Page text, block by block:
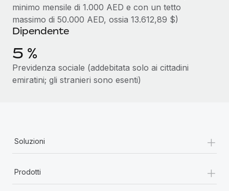
minimo mensile di 1.000 AED e con un tetto
massimo di 50.000 AED, ossia 13.612,89 $)
Dipendente
5 %
Previdenza sociale (addebitata solo ai cittadini
emiratini; gli stranieri sono esenti)
Soluzioni +
Prodotti +